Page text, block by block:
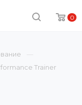
0
Trainer